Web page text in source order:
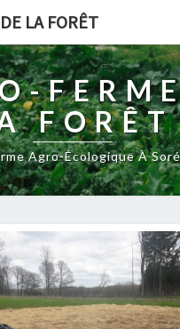
LA FORÊT
FORÊT
Agro-Écologique À